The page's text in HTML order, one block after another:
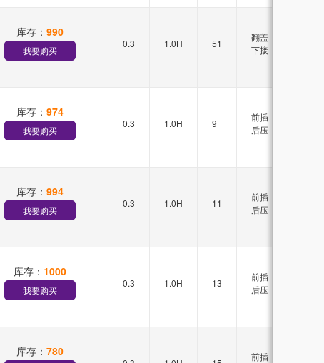
库存： 990
我要购买
0.3 1.0H 51
翻盖
下接
库存： 974
我要购买
0.3 1.0H 9
前插
后压
库存： 994
我要购买
0.3 1.0H 11
前插
后压
库存： 1000
我要购买
0.3 1.0H 13
前插
后压
库存： 780
前插